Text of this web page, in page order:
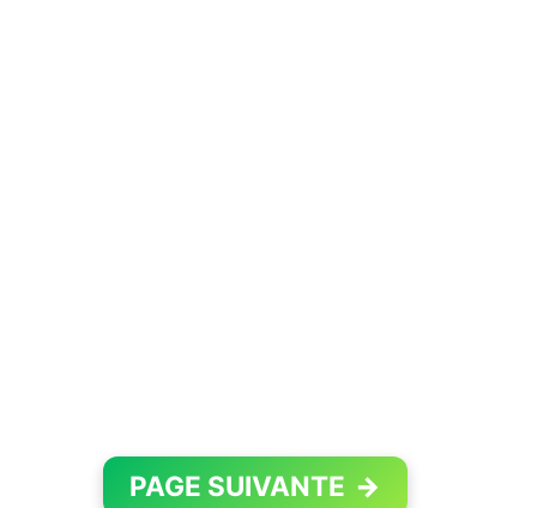
PAGE SUIVANTE →